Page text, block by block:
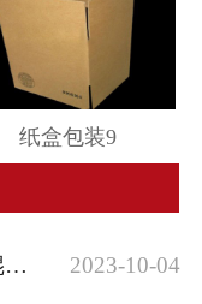
纸盒包装9
如何解决宽幅卫星式柔印机版辊跳动 2023-10-04